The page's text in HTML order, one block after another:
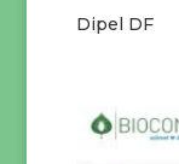
Dipel DF